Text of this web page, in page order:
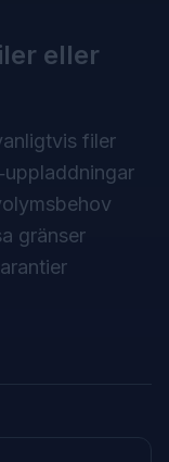
eller
filer
gränser